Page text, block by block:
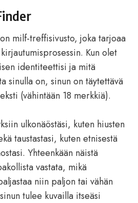
milf-treffisivusto, joka tarjoaa
Kun olet
identiteettisi ja mitä
sinulla on, sinun on täytettävä
(vähintään 18 merkkiä).
ulkonäöstäsi, kuten hiusten
taustastasi, kuten etnisestä
Yhteenkään näistä
vastata, mikä
niin paljon tai vähän
tulee kuvailla itseäsi